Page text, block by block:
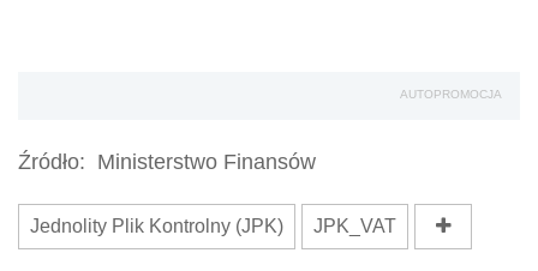
AUTOPROMOCJA
Źródło: Ministerstwo Finansów
Jednolity Plik Kontrolny (JPK) JPK_VAT